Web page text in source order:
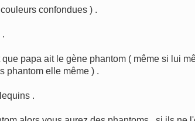
confondues ) .
.
papa ait le gène phantom ( même si lui
phantom elle même ) .
.